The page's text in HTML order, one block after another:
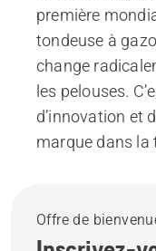
première
tondeuse à
change
les pelouses.
d’innovation et
marque dans la
Offre de